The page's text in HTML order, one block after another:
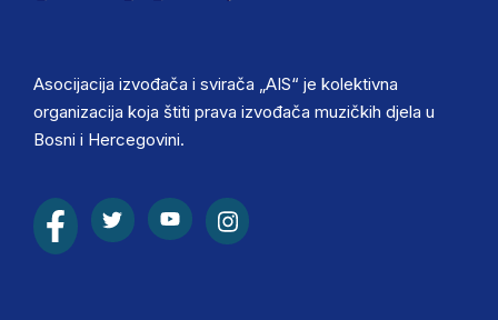
Asocijacija izvođača i svirača „AIS“ je kolektivna
organizacija koja štiti prava izvođača muzičkih djela u
Bosni i Hercegovini.